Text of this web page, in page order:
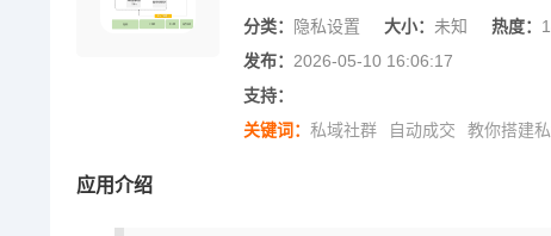
分类： 隐私设置 大小： 未知 热度：
发布： 2026-05-10 16:06:17
支持：
关键词： 私域社群 自动成交 教你搭建
应用介绍